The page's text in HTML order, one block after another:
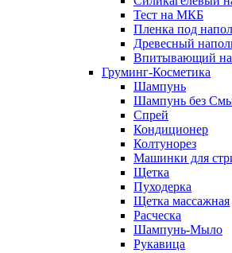
Тест на МКБ
Пленка под
Древесный
Впитывающий
Груминг-Косметика
Шампунь
Шампунь без
Спрей
Кондиционер
Колтунорез
Машинки для
Щетка
Пуходерка
Щетка массажная
Расческа
Шампунь-Мыло
Рукавица